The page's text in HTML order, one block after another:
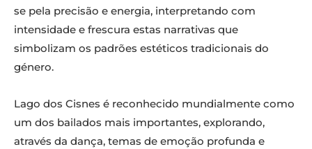
se pela precisão e energia, interpretando com
intensidade e frescura estas narrativas que
simbolizam os padrões estéticos tradicionais do
género.
Lago dos Cisnes é reconhecido mundialmente como
um dos bailados mais importantes, explorando,
através da dança, temas de emoção profunda e